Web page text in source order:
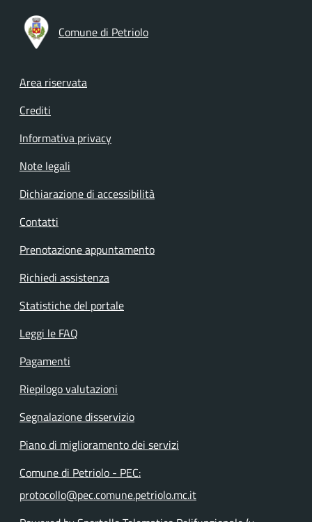
Comune di Petriolo
Footer menu
Area riservata
Crediti
Informativa privacy
Note legali
Dichiarazione di accessibilità
Contatti
Prenotazione appuntamento
Richiedi assistenza
Statistiche del portale
Leggi le FAQ
Pagamenti
Riepilogo valutazioni
Segnalazione disservizio
Piano di miglioramento dei servizi
Comune di Petriolo - PEC:
protocollo@pec.comune.petriolo.mc.it